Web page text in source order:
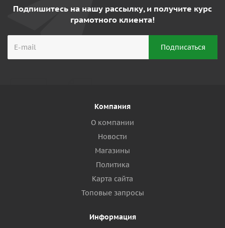
Подпишитесь на нашу рассылку, и получите курс
грамотного клиента!
Компания
О компании
Новости
Магазины
Политика
Карта сайта
Топовые запросы
Информация